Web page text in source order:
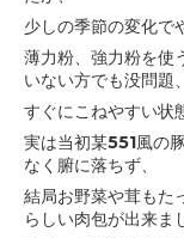
少しの季節の変化で
薄力粉、強力粉を使
いない方でも没問題、
すぐにこねやすい状
実は当初某551風の
なく腑に落ちず、
結局お野菜や茸も
らしい肉包が出来ま